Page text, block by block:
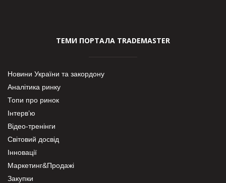
ТЕМИ ПОРТАЛА TRADEMASTER
Новини України та закордону
Аналітика ринку
Топи про ринок
Інтерв’ю
Відео-тренінги
Світовий досвід
Інновації
Маркетинг&Продажі
Закупки